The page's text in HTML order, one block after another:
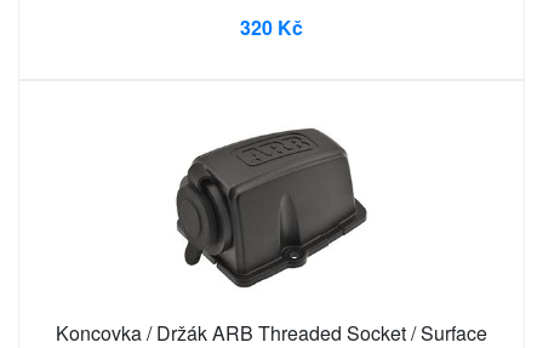
320 Kč
Koncovka / Držák ARB Threaded Socket / Surface